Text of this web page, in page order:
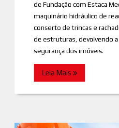
de Fundação com Estaca
maquinário hidráulico de
conserto de trincas e
de estruturas, devolvendo a
segurança dos imóveis.
Leia Mais